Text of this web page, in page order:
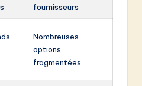
fournisseurs
Nombreuses
options
fragmentées